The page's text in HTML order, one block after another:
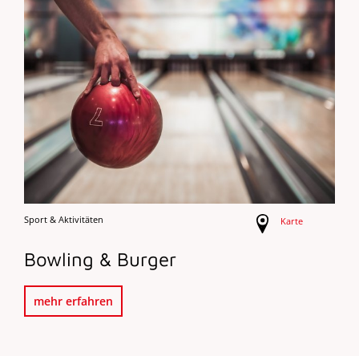
Sport & Aktivitäten Karte
Bowling & Burger
mehr erfahren